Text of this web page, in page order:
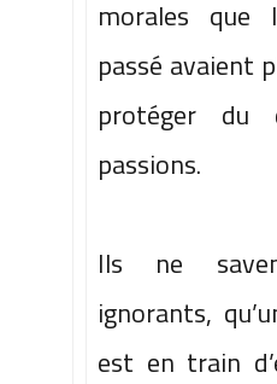
morales que
passé avaient
protéger du
passions.
Ils ne
ignorants,
est en train